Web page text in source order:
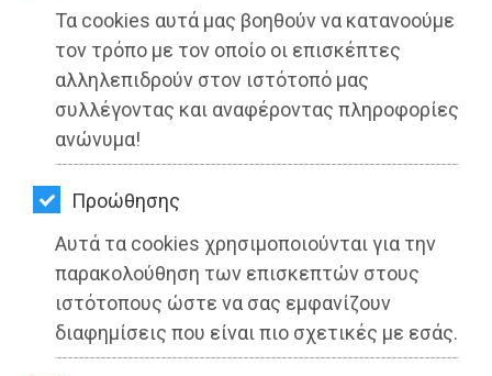
Τα cookies αυτά μας βοηθούν να κατανοούμε
τον τρόπο με τον οποίο οι επισκέπτες
αλληλεπιδρούν στον ιστότοπό μας
συλλέγοντας και αναφέροντας πληροφορίες
ανώνυμα!
Προώθησης
Αυτά τα cookies χρησιμοποιούνται για την
παρακολούθηση των επισκεπτών στους
ιστότοπους ώστε να σας εμφανίζουν
διαφημίσεις που είναι πιο σχετικές με εσάς.
ΤΑΞΙΔΙΑ
ΕΞΟΔΟΣ
ΠΕΡΙΒΑΛΛΟΝ
ΚΑΤΟΙΚΙΔΙΟ
ΑΓΓΕΛΙΕΣ
ΕΦΗΜΕΡΙΔΕΣ
OΔΗΓΟΣ
ΑΓΟΡΑΣ
Τ.Ο. ΠΑΣΟΚ Δήμου Μαραθώνα:
Κάλεσμα σε Ολομέλεια την Πέμπτη 6
Οκτωβρίου
Διαβάστηκε 4796 φορές
27-05-2025
Από τo Dimotisnews